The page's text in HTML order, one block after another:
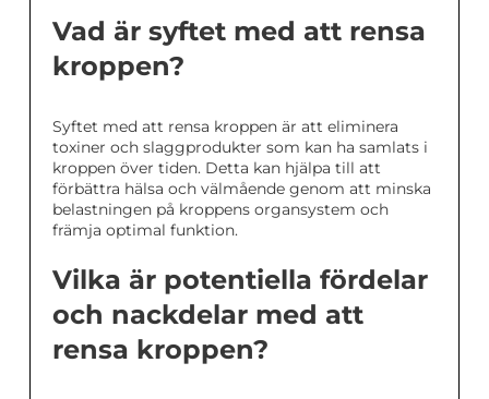
Vad är syftet med att rensa
kroppen?
Syftet med att rensa kroppen är att eliminera
toxiner och slaggprodukter som kan ha samlats i
kroppen över tiden. Detta kan hjälpa till att
förbättra hälsa och välmående genom att minska
belastningen på kroppens organsystem och
främja optimal funktion.
Vilka är potentiella fördelar
och nackdelar med att
rensa kroppen?